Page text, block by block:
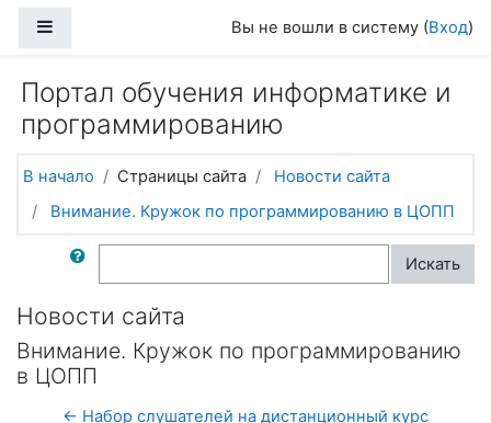
Вы не вошли в систему (Вход)
Портал обучения информатике и
программированию
В начало Страницы сайта
Новости сайта
Внимание. Кружок по программированию в ЦОПП
Поиск по форумам Искать
Новости сайта
Внимание. Кружок по программированию
в ЦОПП
← Набор слушателей на дистанционный курс